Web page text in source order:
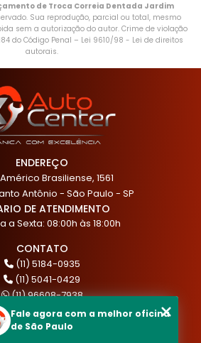
de Troca Correia Dentada Jardim
Sua reprodução, parcial ou total, mesmo
sem a autorização do autor. Crime de violação
do Código Penal – Lei 9610/98 - Lei de direitos
autorais.
ENDEREÇO
Brasiliense, 1561
Antônio - São Paulo - SP
DE ATENDIMENTO
a Sexta: 08:00h às 18:00h
CONTATO
(11) 5184-0935
(11) 5041-0429
(11) 96608-7938
Fale agora com a melhor oficina
de São Paulo